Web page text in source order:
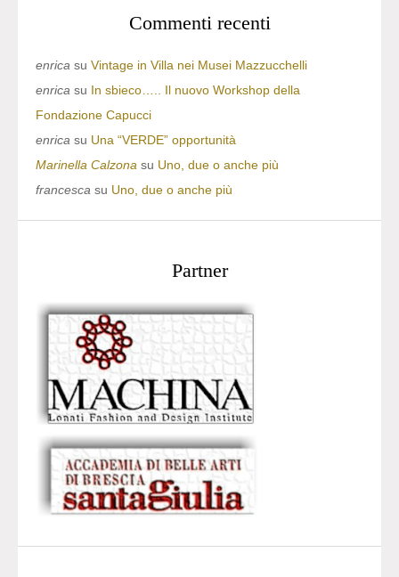
Commenti recenti
enrica su Vintage in Villa nei Musei Mazzucchelli
enrica su In sbieco….. Il nuovo Workshop della
Fondazione Capucci
enrica su Una “VERDE” opportunità
Marinella Calzona su Uno, due o anche più
francesca su Uno, due o anche più
Partner